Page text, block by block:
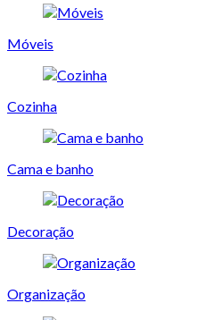
Móveis
Cozinha
Cama e banho
Decoração
Organização